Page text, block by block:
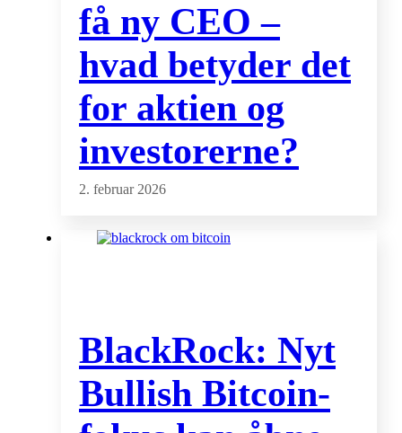
få ny CEO –
hvad betyder det
for aktien og
investorerne?
2. februar 2026
BlackRock: Nyt
Bullish Bitcoin-